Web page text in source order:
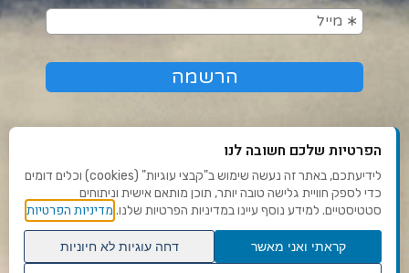
תנאי שימוש ומדיניות פרטיות
פנו אלינו
הצהרת נגישות
הפרטיות שלכם חשובה לנו
לידיעתכם, באתר זה נעשה שימוש ב"קבצי עוגיות" (cookies) וכלים דומים
כדי לספק חוויית גלישה טובה יותר, תוכן מותאם אישית וניתוחים
סטטיסטיים. למידע נוסף עיינו במדיניות הפרטיות שלנו. מדיניות הפרטיות
קראתי ואני מאשר
דחה עוגיות לא חיוניות